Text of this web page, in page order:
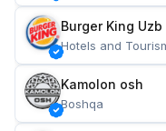
Burger King Uzb
Hotels and
Kamolon osh
Boshqa